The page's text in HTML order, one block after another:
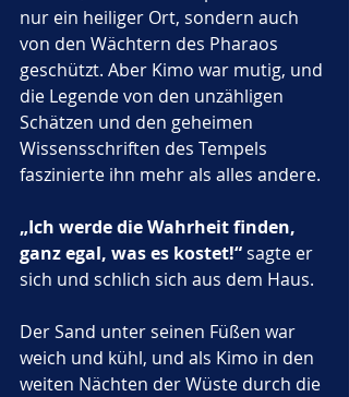
nur ein heiliger Ort, sondern auch
von den Wächtern des Pharaos
geschützt. Aber Kimo war mutig, und
die Legende von den unzähligen
Schätzen und den geheimen
Wissensschriften des Tempels
faszinierte ihn mehr als alles andere.
„Ich werde die Wahrheit finden,
ganz egal, was es kostet!“ sagte er
sich und schlich sich aus dem Haus.
Der Sand unter seinen Füßen war
weich und kühl, und als Kimo in den
weiten Nächten der Wüste durch die